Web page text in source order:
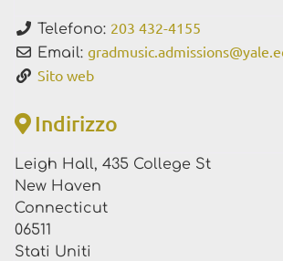
Telefono: 203 432-4155
Email: gradmusic.admissions@
Sito web
Indirizzo
Leigh Hall, 435 College St
New Haven
Connecticut
06511
Stati Uniti